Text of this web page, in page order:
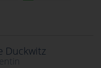
Duckwitz